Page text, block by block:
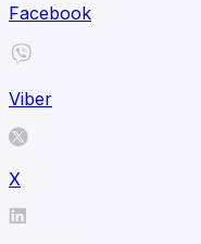
Facebook
Viber
X